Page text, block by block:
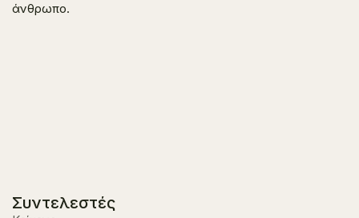
άνθρωπο.
Συντελεστές